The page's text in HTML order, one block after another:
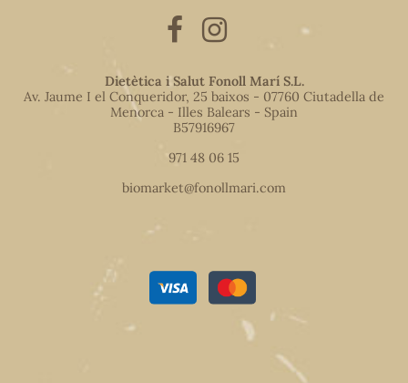
Dietètica i Salut Fonoll Marí S.L.
Av. Jaume I el Conqueridor, 25 baixos - 07760 Ciutadella de
Menorca - Illes Balears - Spain
B57916967
971 48 06 15
biomarket@fonollmari.com